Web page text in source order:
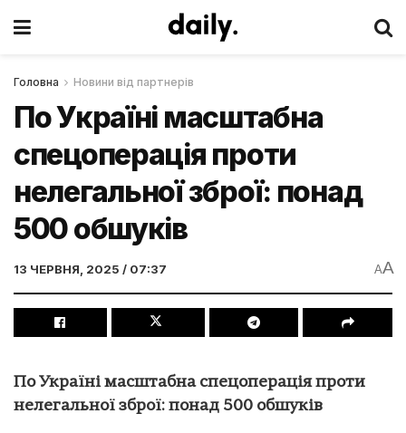
Головна Новини від партнерів
По Україні масштабна
спецоперація проти
нелегальної зброї: понад
500 обшуків
13 ЧЕРВНЯ, 2025 / 07:37 AA
По Україні масштабна спецоперація проти
нелегальної зброї: понад 500 обшуків